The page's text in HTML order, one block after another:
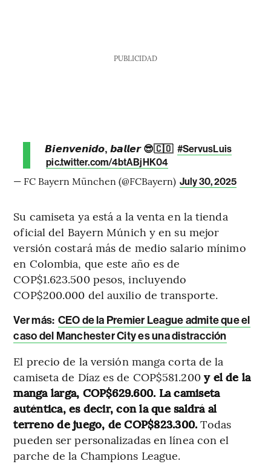
PUBLICIDAD
𝘽𝙞𝙚𝙣𝙫𝙚𝙣𝙞𝙙𝙤, 𝙗𝙖𝙡𝙡𝙚𝙧 😎🇨🇴 #ServusLuis
pic.twitter.com/4btABjHK04
— FC Bayern München (@FCBayern) July 30, 2025
Su camiseta ya está a la venta en la tienda
oficial del Bayern Múnich y en su mejor
versión costará más de medio salario mínimo
en Colombia, que este año es de
COP$1.623.500 pesos, incluyendo
COP$200.000 del auxilio de transporte.
Ver más: CEO de la Premier League admite que el
caso del Manchester City es una distracción
El precio de la versión manga corta de la
camiseta de Díaz es de COP$581.200y el de la
manga larga, COP$629.600. La camiseta
auténtica, es decir, con la que saldrá al
terreno de juego, de COP$823.300. Todas
pueden ser personalizadas en línea con el
parche de la Champions League.